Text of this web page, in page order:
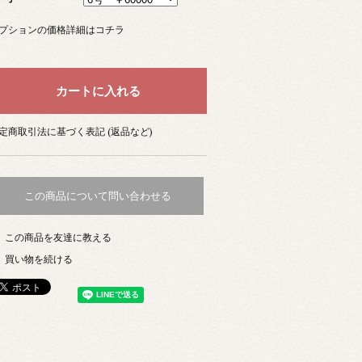
ションの価格詳細はコチラ
商取引法に基づく表記 (返品など)
この商品について問い合わせる
この商品を友達に教える
買い物を続ける